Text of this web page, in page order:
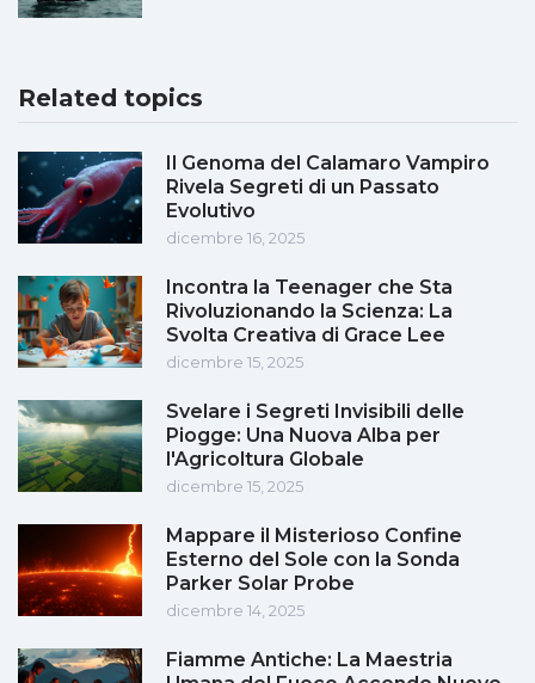
Related topics
Il Genoma del Calamaro Vampiro
Rivela Segreti di un Passato
Evolutivo
dicembre 16, 2025
Incontra la Teenager che Sta
Rivoluzionando la Scienza: La
Svolta Creativa di Grace Lee
dicembre 15, 2025
Svelare i Segreti Invisibili delle
Piogge: Una Nuova Alba per
l'Agricoltura Globale
dicembre 15, 2025
Mappare il Misterioso Confine
Esterno del Sole con la Sonda
Parker Solar Probe
dicembre 14, 2025
Fiamme Antiche: La Maestria